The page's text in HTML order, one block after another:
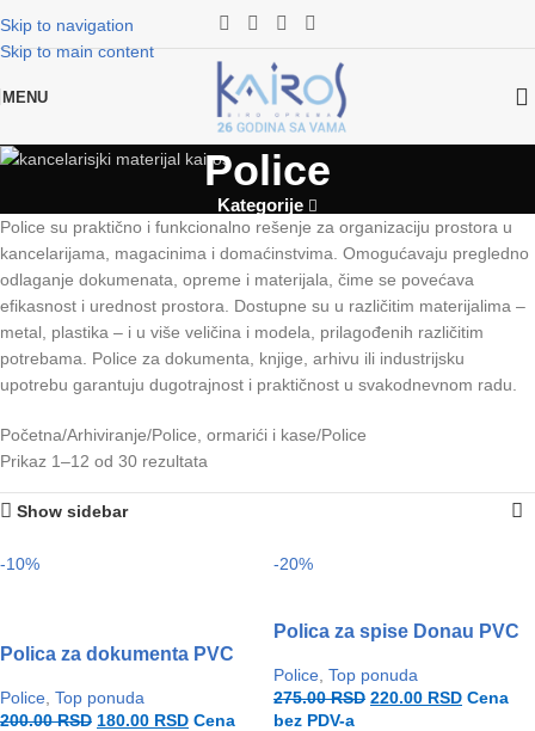
Skip to navigation
Skip to main content
MENU
Police
Kategorije
Police su praktično i funkcionalno rešenje za organizaciju prostora u
kancelarijama, magacinima i domaćinstvima. Omogućavaju pregledno
odlaganje dokumenata, opreme i materijala, čime se povećava
efikasnost i urednost prostora. Dostupne su u različitim materijalima –
metal, plastika – i u više veličina i modela, prilagođenih različitim
potrebama. Police za dokumenta, knjige, arhivu ili industrijsku
upotrebu garantuju dugotrajnost i praktičnost u svakodnevnom radu.
Početna Arhiviranje Police, ormarići i kase Police
Prikaz 1–12 od 30 rezultata
Show sidebar
-10%
Polica za dokumenta PVC
Police Top ponuda
200.00RSD 180.00 RSD Cena
-20%
Polica za spise Donau PVC
Police Top ponuda
275.00RSD 220.00 RSD Cena
bez PDV-a